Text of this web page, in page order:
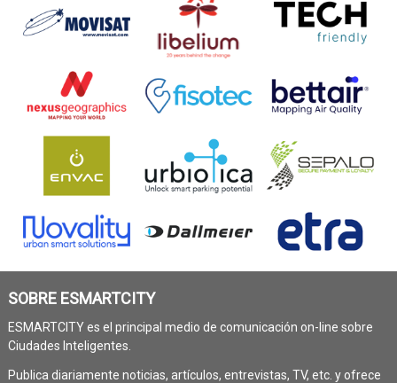
SOBRE ESMARTCITY
ESMARTCITY es el principal medio de comunicación on-line sobre
Ciudades Inteligentes.
Publica diariamente noticias, artículos, entrevistas, TV, etc. y ofrece